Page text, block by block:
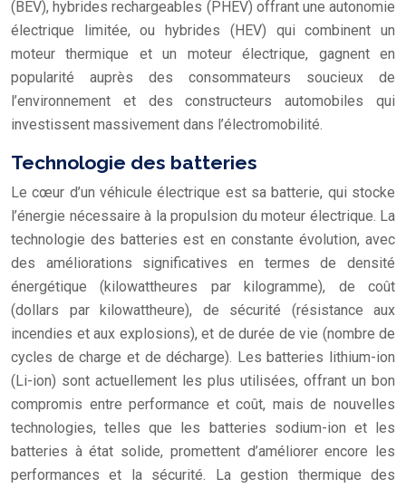
(BEV), hybrides rechargeables (PHEV) offrant une autonomie
électrique limitée, ou hybrides (HEV) qui combinent un
moteur thermique et un moteur électrique, gagnent en
popularité auprès des consommateurs soucieux de
l’environnement et des constructeurs automobiles qui
investissent massivement dans l’électromobilité.
Technologie des batteries
Le cœur d’un véhicule électrique est sa batterie, qui stocke
l’énergie nécessaire à la propulsion du moteur électrique. La
technologie des batteries est en constante évolution, avec
des améliorations significatives en termes de densité
énergétique (kilowattheures par kilogramme), de coût
(dollars par kilowattheure), de sécurité (résistance aux
incendies et aux explosions), et de durée de vie (nombre de
cycles de charge et de décharge). Les batteries lithium-ion
(Li-ion) sont actuellement les plus utilisées, offrant un bon
compromis entre performance et coût, mais de nouvelles
technologies, telles que les batteries sodium-ion et les
batteries à état solide, promettent d’améliorer encore les
performances et la sécurité. La gestion thermique des